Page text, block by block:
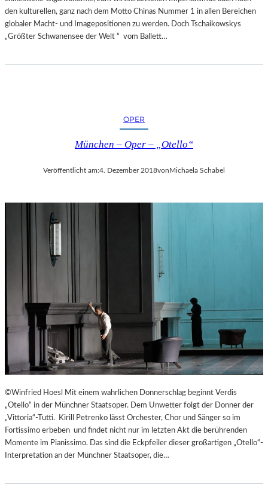
den kulturellen, ganz nach dem Motto Chinas Nummer 1 in allen Bereichen
globaler Macht- und Imagepositionen zu werden. Doch Tschaikowskys
„Größter Schwanensee der Welt “ vom Ballett…
OPER
München – Oper – „Otello“
Veröffentlicht am:4. Dezember 2018vonMichaela Schabel
©Winfried Hoesl Mit einem wahrlichen Donnerschlag beginnt Verdis
„Otello“ in der Münchner Staatsoper. Dem Unwetter folgt der Donner der
„Vittoria“-Tutti. Kirill Petrenko lässt Orchester, Chor und Sänger so im
Fortissimo erbeben und findet nicht nur im letzten Akt die berührenden
Momente im Pianissimo. Das sind die Eckpfeiler dieser großartigen „Otello“-
Interpretation an der Münchner Staatsoper, die…